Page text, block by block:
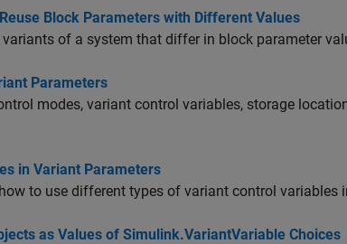
Block Parameters with Different Values
of a system that differ in block parameter
Parameters
modes, variant control variables, storage
in Variant Parameters
to use different types of variant control variables
as Values of Simulink.VariantVariable Choices